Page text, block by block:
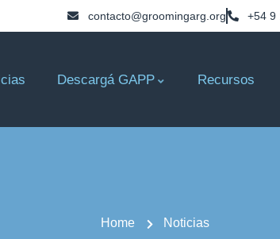
contacto@groomingarg.org +54 9
Descargá GAPP Recursos
Home Noticias